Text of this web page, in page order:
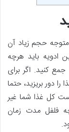
متوجه حجم زیاد آن
باید هرچه
کنید. اگر برای
دور بریزید، حتما
کل غذا شما غیر
فلفل مدت زمان